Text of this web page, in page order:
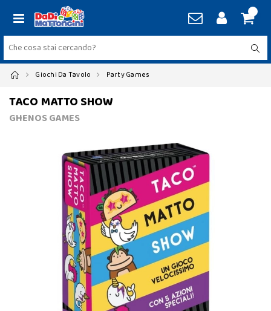
Giochi Da Tavolo Party Games
TACO MATTO SHOW
GHENOS GAMES